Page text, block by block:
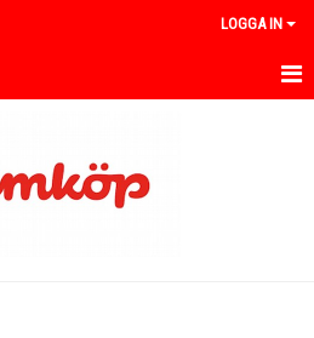
LOGGA IN